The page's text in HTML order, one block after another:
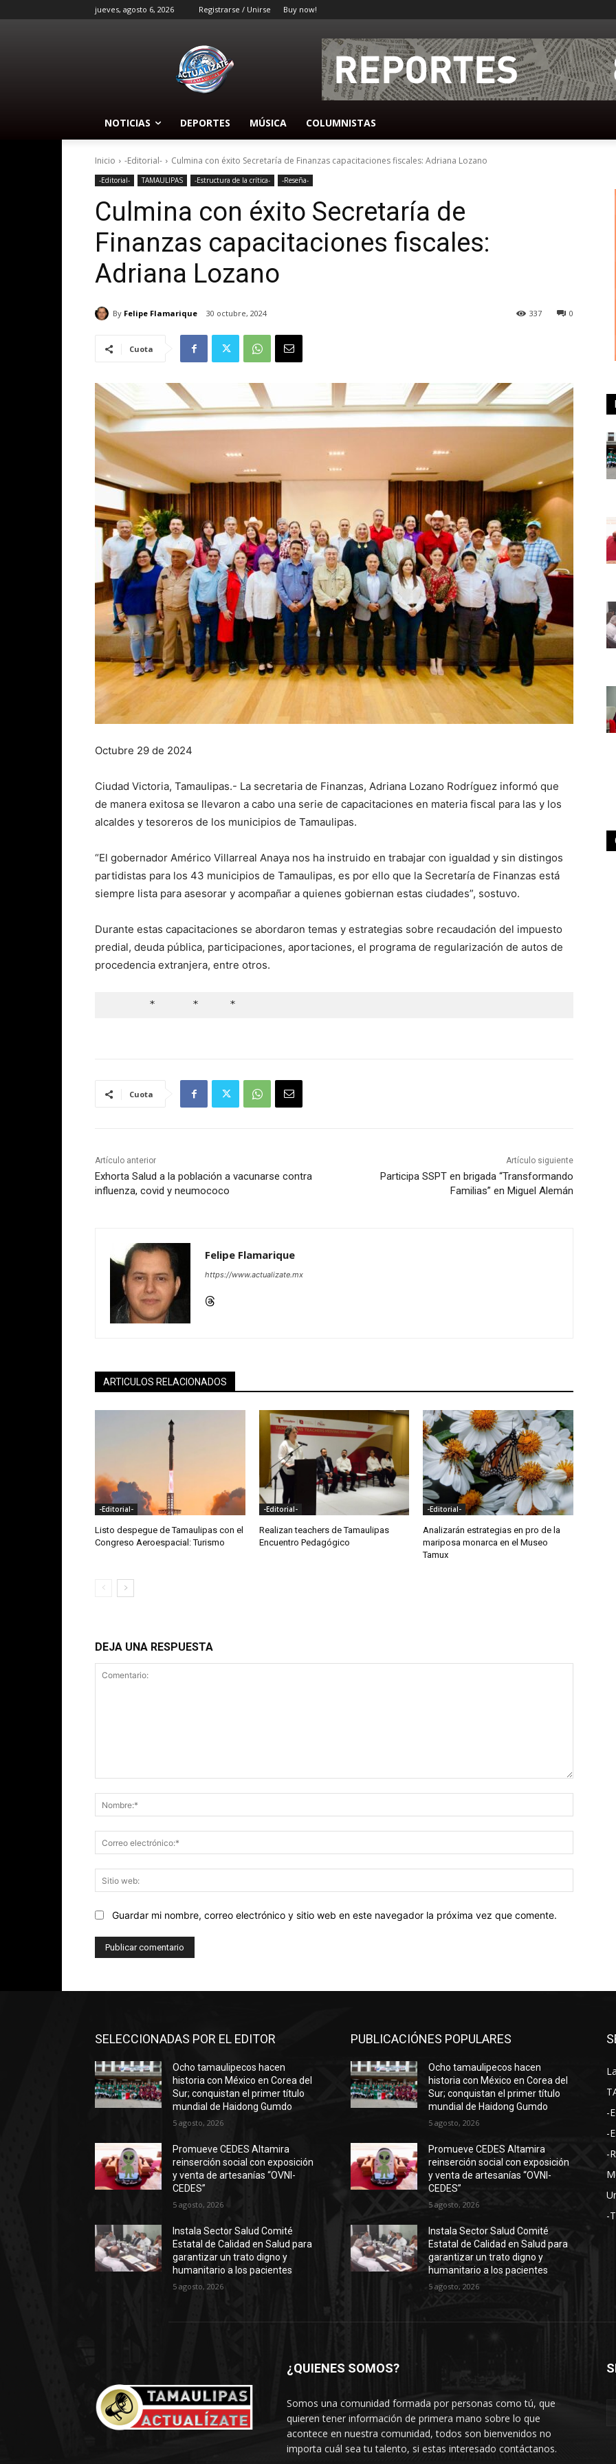
jueves, agosto 6, 2026 Registrarse / Unirse Buy now!
NOTICIAS DEPORTES MÚSICA COLUMNISTAS
Inicio -Editorial- Culmina con éxito Secretaría de Finanzas capacitaciones fiscales: Adriana Lozano
-Editorial- TAMAULIPAS -Estructura de la crítica- -Reseña-
Culmina con éxito Secretaría de
Finanzas capacitaciones fiscales:
Adriana Lozano
By Felipe Flamarique 30 octubre, 2024 0
337
Cuota
Octubre 29 de 2024
Ciudad Victoria, Tamaulipas.- La secretaria de Finanzas, Adriana Lozano Rodríguez informó que
de manera exitosa se llevaron a cabo una serie de capacitaciones en materia fiscal para las y los
alcaldes y tesoreros de los municipios de Tamaulipas.
“El gobernador Américo Villarreal Anaya nos ha instruido en trabajar con igualdad y sin distingos
partidistas para los 43 municipios de Tamaulipas, es por ello que la Secretaría de Finanzas está
siempre lista para asesorar y acompañar a quienes gobiernan estas ciudades”, sostuvo.
Durante estas capacitaciones se abordaron temas y estrategias sobre recaudación del impuesto
predial, deuda pública, participaciones, aportaciones, el programa de regularización de autos de
procedencia extranjera, entre otros.
       *      *     *
Cuota
Artículo anterior
Exhorta Salud a la población a vacunarse contra
influenza, covid y neumococo
Artículo siguiente
Participa SSPT en brigada “Transformando
Familias” en Miguel Alemán
Felipe Flamarique
https://www.actualizate.mx
ARTICULOS RELACIONADOS
-Editorial-
Listo despegue de Tamaulipas con el
Congreso Aeroespacial: Turismo
-Editorial-
Realizan teachers de Tamaulipas
Encuentro Pedagógico
-Editorial-
Analizarán estrategias en pro de la
mariposa monarca en el Museo
Tamux
DEJA UNA RESPUESTA
web:
Guardar mi nombre, correo electrónico y sitio web en este navegador la próxima vez que comente.
SELECCIONADAS POR EL EDITOR
Ocho tamaulipecos hacen
historia con México en Corea del
Sur; conquistan el primer título
mundial de Haidong Gumdo
5 agosto, 2026
Promueve CEDES Altamira
reinserción social con exposición
y venta de artesanías “OVNI-
CEDES”
5 agosto, 2026
Instala Sector Salud Comité
Estatal de Calidad en Salud para
garantizar un trato digno y
humanitario a los pacientes
5 agosto, 2026
PUBLICACIÓNES POPULARES
Ocho tamaulipecos hacen
historia con México en Corea del
Sur; conquistan el primer título
mundial de Haidong Gumdo
5 agosto, 2026
Promueve CEDES Altamira
reinserción social con exposición
y venta de artesanías “OVNI-
CEDES”
5 agosto, 2026
Instala Sector Salud Comité
Estatal de Calidad en Salud para
garantizar un trato digno y
humanitario a los pacientes
5 agosto, 2026
-
-
-
-
¿QUIENES SOMOS?
Somos una comunidad formada por personas como tú, que
quieren tener información de primera mano sobre lo que
acontece en nuestra comunidad, todos son bienvenidos no
importa cuál sea tu talento, si estas interesado contáctanos.